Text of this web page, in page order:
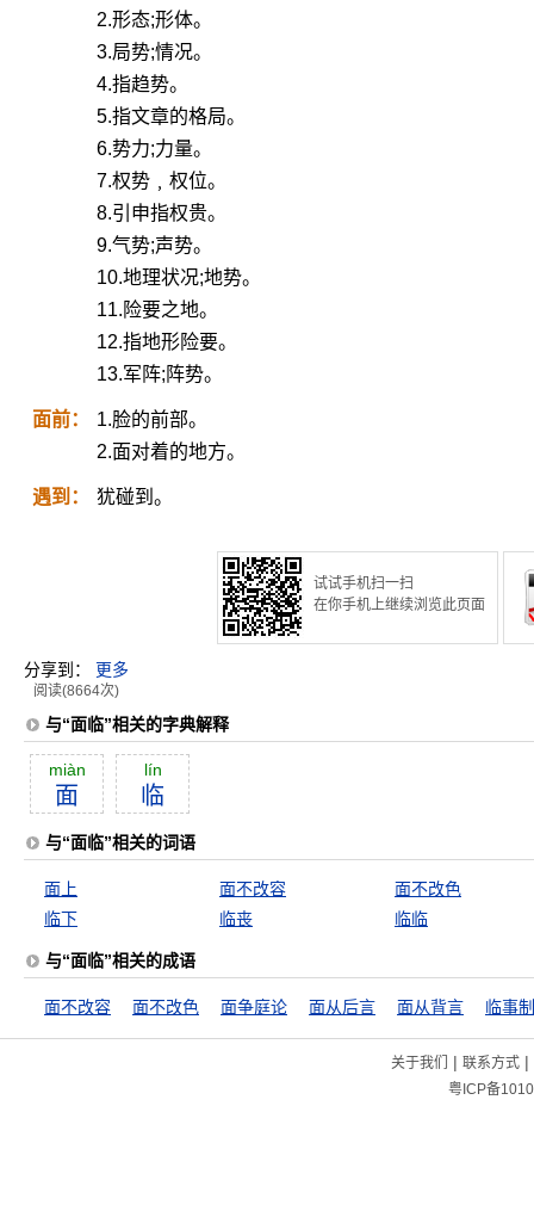
2.形态;形体。
3.局势;情况。
4.指趋势。
5.指文章的格局。
6.势力;力量。
7.权势﹐权位。
8.引申指权贵。
9.气势;声势。
10.地理状况;地势。
11.险要之地。
12.指地形险要。
13.军阵;阵势。
面前：
1.脸的前部。
2.面对着的地方。
遇到： 犹碰到。
试试手机扫一扫
在你手机上继续浏览此页面
分享到： 更多
阅读(8664次)
与“面临”相关的字典解释
miàn
面
lín
临
与“面临”相关的词语
面上 面不改容
面不改色
临下
临丧 临临
与“面临”相关的成语
面不改容 面不改色 面争庭论 面从后言 面从背言 临事
关于我们 | 联系方式|
粤ICP备